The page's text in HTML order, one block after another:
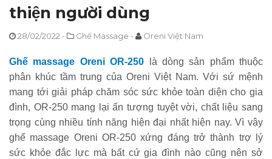
thiện người dùng
28/02/2022 - Ghế Massage - Oreni Việt Nam
Ghế massage Oreni OR-250 là dòng sản phẩm thuộc
phân khúc tầm trung của Oreni Việt Nam. Với sứ mệnh
mang tới giải pháp chăm sóc sức khỏe toàn diện cho gia
đình, OR-250 mang lại ấn tượng tuyệt vời, chất liệu sang
trọng cùng nhiều tính năng hiện đại nhất hiện nay. Vì vậy
ghế massage Oreni OR-250 xứng đáng trở thành trợ lý
sức khỏe đắc lực mà bất cứ gia đình nào cũng nên sở